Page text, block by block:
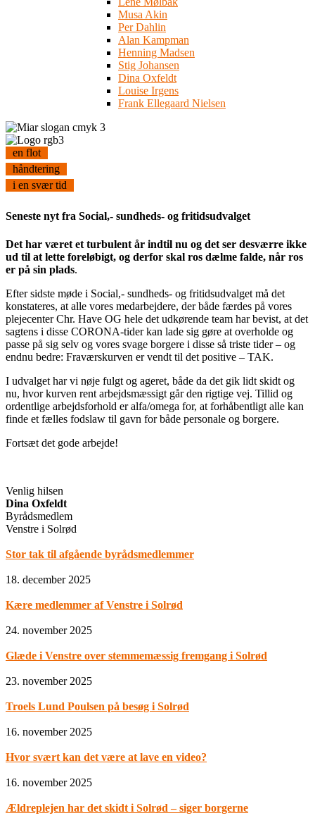
Musa Akin
Per Dahlin
Alan Kampman
Henning Madsen
Stig Johansen
Dina Oxfeldt
Louise Irgens
Frank Ellegaard Nielsen
en flot
håndtering
i en svær tid
Seneste nyt fra Social,- sundheds- og fritidsudvalget
Det har været et turbulent år indtil nu og det ser desværre ikke
ud til at lette foreløbigt, og derfor skal ros dælme falde, når ros
er på sin plads.
Efter sidste møde i Social,- sundheds- og fritidsudvalget må det
konstateres, at alle vores medarbejdere, der både færdes på vores
plejecenter Chr. Have OG hele det udkørende team har bevist, at det
sagtens i disse CORONA-tider kan lade sig gøre at overholde og
passe på sig selv og vores svage borgere i disse så triste tider – og
endnu bedre: Fraværskurven er vendt til det positive – TAK.
I udvalget har vi nøje fulgt og ageret, både da det gik lidt skidt og
nu, hvor kurven rent arbejdsmæssigt går den rigtige vej. Tillid og
ordentlige arbejdsforhold er alfa/omega for, at forhåbentligt alle kan
finde et fælles fodslaw til gavn for både personale og borgere.
Fortsæt det gode arbejde!
Venlig hilsen
Dina Oxfeldt
Byrådsmedlem
Venstre i Solrød
Stor tak til afgående byrådsmedlemmer
18. december 2025
Kære medlemmer af Venstre i Solrød
24. november 2025
Glæde i Venstre over stemmemæssig fremgang i Solrød
23. november 2025
Troels Lund Poulsen på besøg i Solrød
16. november 2025
Hvor svært kan det være at lave en video?
16. november 2025
Ældreplejen har det skidt i Solrød – siger borgerne